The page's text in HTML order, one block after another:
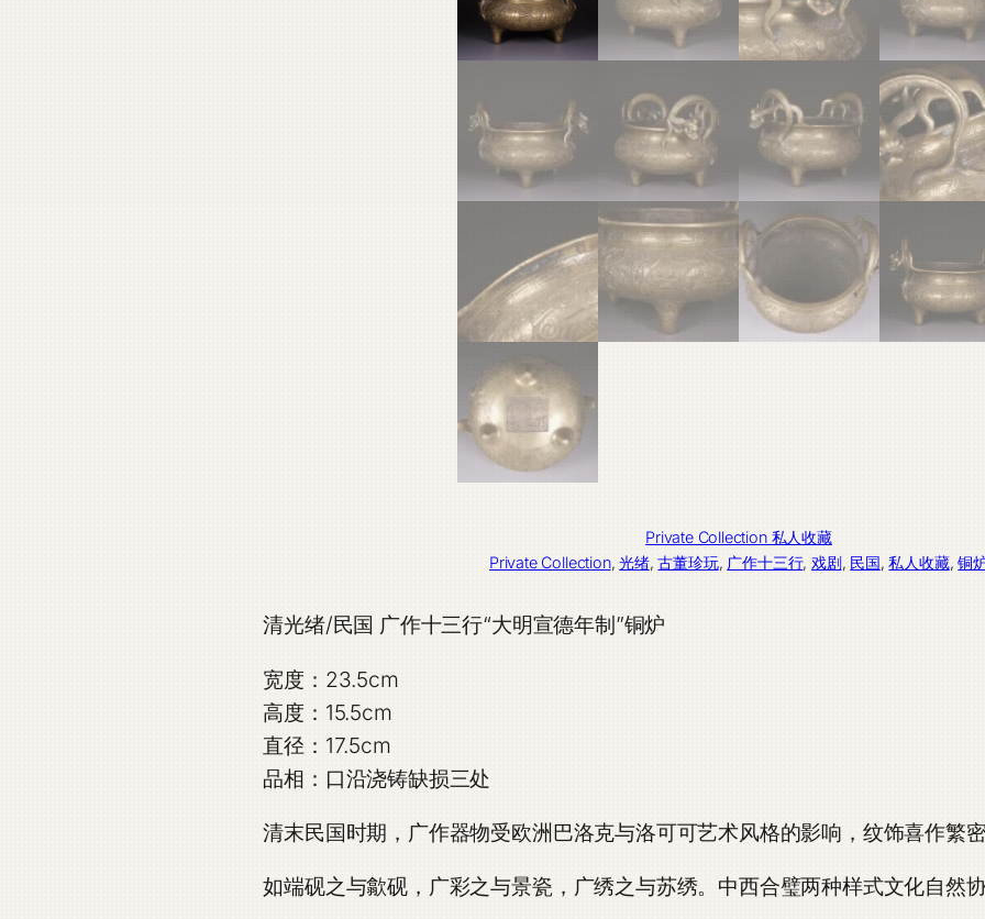
Private Collection 私人收藏
Private Collection, 光绪, 古董珍玩, 广作十三行, 戏剧, 民国, 私人收藏, 铜
清光绪/民国 广作十三行“大明宣德年制”铜炉
宽度：23.5cm
高度：15.5cm
直径：17.5cm
品相：口沿浇铸缺损三处
清末民国时期，广作器物受欧洲巴洛克与洛可可艺术风格的影响，纹饰喜作繁
如端砚之与歙砚，广彩之与景瓷，广绣之与苏绣。中西合璧两种样式文化自然